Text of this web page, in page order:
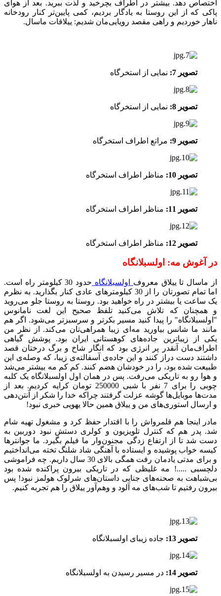
اختصاص دهد. بیشتر در اطراف بچرخید و لذت ببرید. بعد از هوای
پاکی که از این روستا به یادگار بردیم، کمی پایین‌تر کنار رودخانه
ناهار خوردیم و راهی مقصد رویایی‌مان شدیم: ییلاقات ماسال.
تصویر 7: نمایی از استخرگاه
تصویر 8: نمایی از استخرگاه
تصویر 9: مراتع اطراف استخرگاه
تصویر 10: مناظر اطراف استخرگاه
تصویر 11: مناظر اطراف استخرگاه
تصویر 12: مناظر اطراف استخرگاه
در آغوش مه: اولسبلانگاه
از ماسال تا ییلاق معروف اولسبلانگاه
حدود 30 کیلومتر راه است.
اما تمام تصورتان را از 30 کیلومترهای عادی کنار بگذارید. به نظرم
یک ساعت یا بیشتر در راه خواهید بود. روستا به روستا جلو می‌روید
و همچنان که تلاش می‌کنید تلفظ صحیح این لغت نامانوس
"اولسبلانگاه" را پیدا کنید مسیر بکرتر و سرسبزتر می‌شود. اگر هم
مانند ما شانس بیاورید مه‌ای زیبا همراهی‌تان می‌کند. از نظر من
یکی از زیباترین جاده‌های کوهستانی ایران بود. پوشش گیاهی
اطراف‌مان آنقدر پر انرژی بود که انگار شاخ و برگ درختان قصد
داشتند دست دراز کنند و این جاده‌ی آسفالته‌ی زیبا، که وصله‌ی این
طبیعت شده بود، را در خودشان هضم کنند. کم کم مه بیشتر می‌شد
و هوا رو به تاریکی می‌رفت. پس در همان اول اولسبلانگاه یک کلبه
چوبی را برای 7 نفر با شبی 250000 تومان کرایه کردیم. بعد از
مدت‌ها موبایل‌ها گوشه عزلت گرفتند چراکه خدا را شکر از آنتن‌دهی
و ارسال استوری‌های من و ییلاق همین حالا یهویی خبری نبود!
مادر اینجا هم قلمرو‌اش را با اقتدار حفظ کرد و مشغول تهیه شام
شد. پدر هم که کنترل تلویزیون و کولری دستش نبود دوربین به
دست شد تا از ارتفاع زدگی مجنون‌وار ما فیلم بگیرد. ما جوانترها
کیسه خواب پوشیده و ایستاده با آهنگی شاد شلنگ تخته می‌انداختیم
و برای مدتی یادمان رفت همگی بالای 30 سال داریم. چه فراموشی
دلچسبی .....! مه غلیظی که در تاریکی بیرون پراکنده شده بود
بی‌شباهت به صحنه‌های جنایی داستان‌های شرلوک هولمز نبود! پس
بیرون رفتیم تا شب‌های مه آلود و وهم‌آور ییلاق را هم تجربه کنیم.
تصویر 13: جاده زیبای اولسبلانگاه
تصویر 14: در مسیر رسیدن به اولسبلانگاه